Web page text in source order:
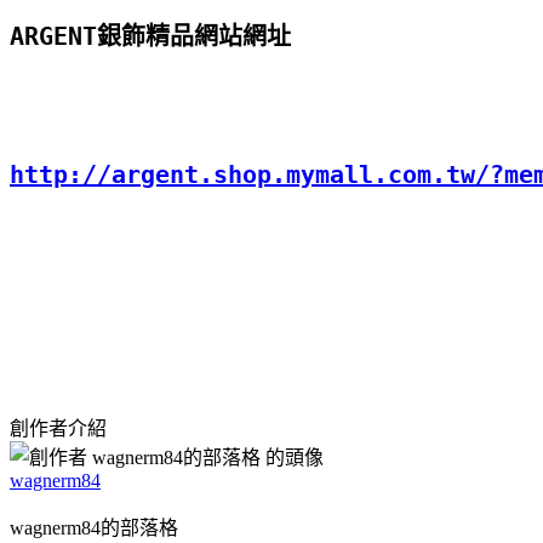
ARGENT銀飾精品網站網址
http://argent.shop.mymall.com.tw/
創作者介紹
wagnerm84
wagnerm84的部落格